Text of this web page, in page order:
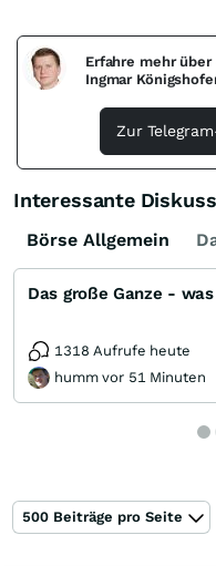
Erfahre mehr
Ingmar
Zur
Interessante
Börse Allgemein
1318 Aufrufe heute
humm vor 51 Minuten
500 Beiträge pro Seite